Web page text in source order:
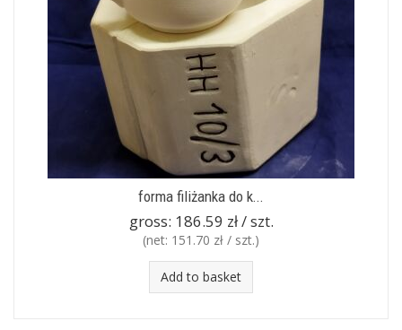
forma filiżanka do k...
gross: 186.59 zł / szt.
(net: 151.70 zł / szt.)
Add to basket